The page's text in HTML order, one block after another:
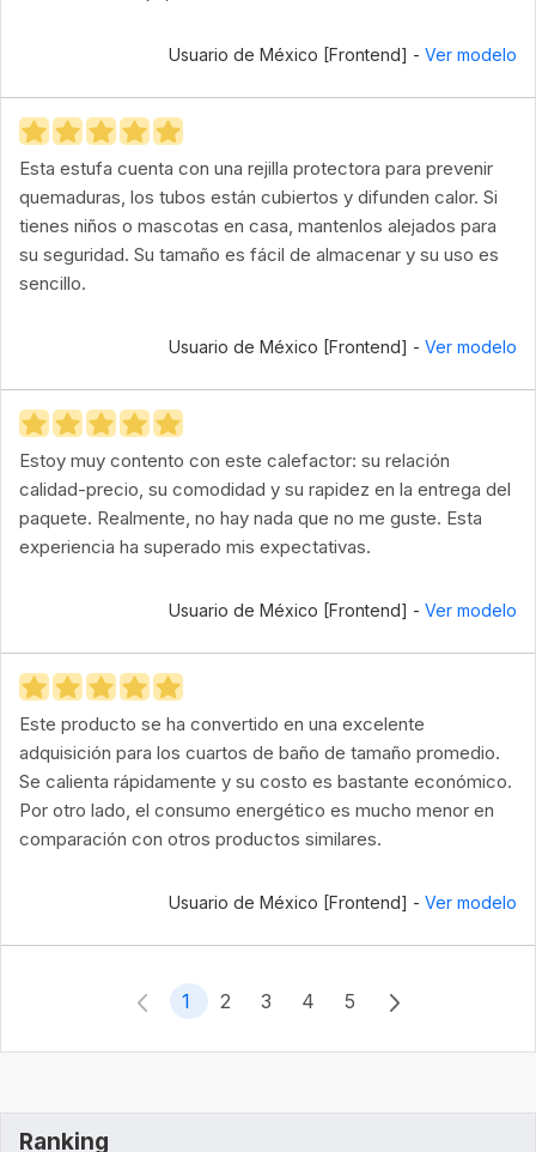
Usuario de México [Frontend] - Ver modelo
Esta estufa cuenta con una rejilla protectora para prevenir
quemaduras, los tubos están cubiertos y difunden calor. Si
tienes niños o mascotas en casa, mantenlos alejados para
su seguridad. Su tamaño es fácil de almacenar y su uso es
sencillo.
Usuario de México [Frontend] - Ver modelo
Estoy muy contento con este calefactor: su relación
calidad-precio, su comodidad y su rapidez en la entrega del
paquete. Realmente, no hay nada que no me guste. Esta
experiencia ha superado mis expectativas.
Usuario de México [Frontend] - Ver modelo
Este producto se ha convertido en una excelente
adquisición para los cuartos de baño de tamaño promedio.
Se calienta rápidamente y su costo es bastante económico.
Por otro lado, el consumo energético es mucho menor en
comparación con otros productos similares.
Usuario de México [Frontend] - Ver modelo
1 2 3 4 5
Ranking